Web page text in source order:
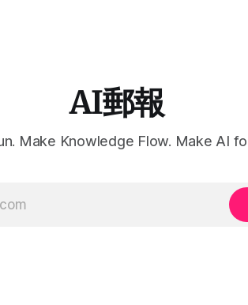
AI郵報
Make Knowledge Flow. Make AI